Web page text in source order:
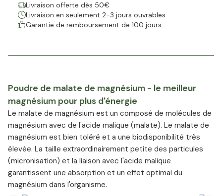
Livraison offerte dès 50€
Livraison en seulement 2-3 jours ouvrables
Garantie de remboursement de 100 jours
Poudre de malate de magnésium - le meilleur
magnésium pour plus d'énergie
Le malate de magnésium est un composé de molécules de
magnésium avec de l'acide malique (malate). Le malate de
magnésium est bien toléré et a une biodisponibilité très
élevée. La taille extraordinairement petite des particules
(micronisation) et la liaison avec l'acide malique
garantissent une absorption et un effet optimal du
magnésium dans l'organisme.